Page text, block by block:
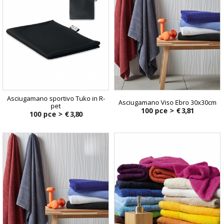
Asciugamano sportivo Tuko in R-
pet
100 pce > € 3,80
Asciugamano Viso Ebro 30x30cm
100 pce > € 3,81